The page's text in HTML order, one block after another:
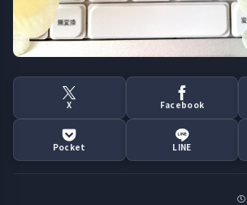
X Facebook
Pocket LINE